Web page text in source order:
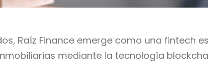
Raíz Finance emerge como una fintech
mediante la tecnología